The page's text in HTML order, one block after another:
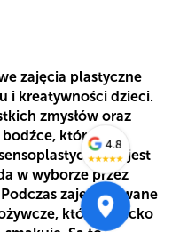
zajęcia plastyczne
i kreatywności dzieci.
zmysłów oraz
które
jest
w wyborze przez
zajęć używane
które dziecko
4.8
★★★★★